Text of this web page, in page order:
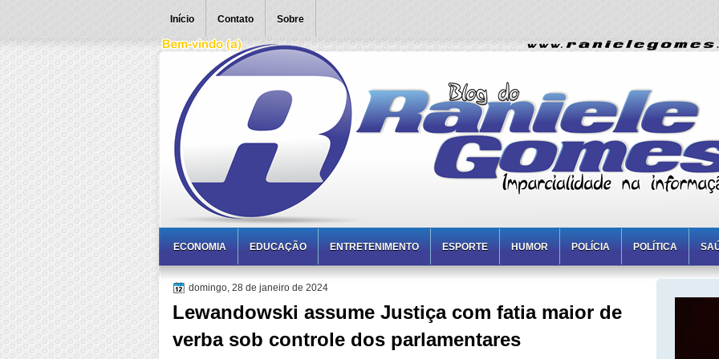
Início Contato Sobre
ECONOMIA EDUCAÇÃO ENTRETENIMENTO ESPORTE HUMOR POLÍCIA POLÍTICA
domingo, 28 de janeiro de 2024
Lewandowski assume Justiça com fatia maior de
verba sob controle dos parlamentares